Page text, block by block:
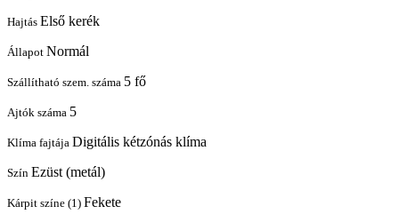
Hajtás Első kerék
Állapot Normál
Szállítható szem. száma 5 fő
Ajtók száma 5
Klíma fajtája Digitális kétzónás klíma
Szín Ezüst (metál)
Kárpit színe (1) Fekete